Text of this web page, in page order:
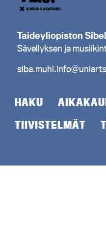
Taideyliopiston
Sävellyksen ja
HAKU
TIIVISTELMÄT